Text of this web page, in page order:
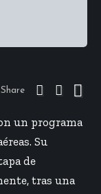
Share
un programa
Su
de
tras una